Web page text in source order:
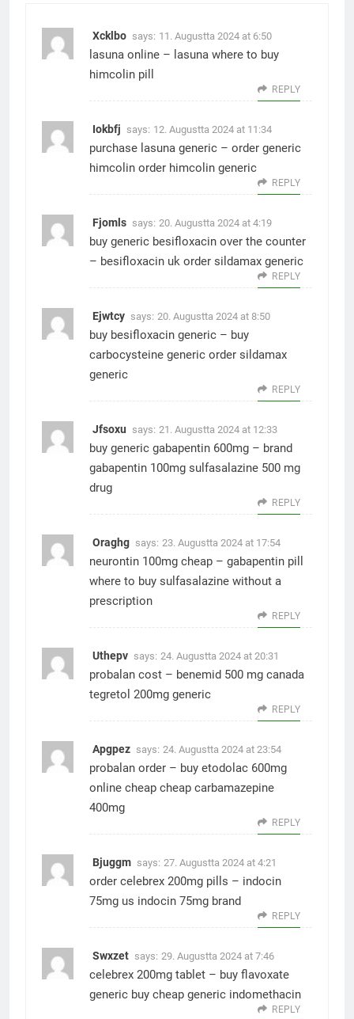
Xcklbo says: 11. Augustta 2024 at 6:50
lasuna online – lasuna where to buy
himcolin pill
REPLY
Iokbfj says: 12. Augustta 2024 at 11:34
purchase lasuna generic – order generic
himcolin order himcolin generic
REPLY
Fjomls says: 20. Augustta 2024 at 4:19
buy generic besifloxacin over the counter
– besifloxacin uk order sildamax generic
REPLY
Ejwtcy says: 20. Augustta 2024 at 8:50
buy besifloxacin generic – buy
carbocysteine generic order sildamax
generic
REPLY
Jfsoxu says: 21. Augustta 2024 at 12:33
buy generic gabapentin 600mg – brand
gabapentin 100mg sulfasalazine 500 mg
drug
REPLY
Oraghg says: 23. Augustta 2024 at 17:54
neurontin 100mg cheap – gabapentin pill
where to buy sulfasalazine without a
prescription
REPLY
Uthepv says: 24. Augustta 2024 at 20:31
probalan cost – benemid 500 mg canada
tegretol 200mg generic
REPLY
Apgpez says: 24. Augustta 2024 at 23:54
probalan order – buy etodolac 600mg
online cheap cheap carbamazepine
400mg
REPLY
Bjuggm says: 27. Augustta 2024 at 4:21
order celebrex 200mg pills – indocin
75mg us indocin 75mg brand
REPLY
Swxzet says: 29. Augustta 2024 at 7:46
celebrex 200mg tablet – buy flavoxate
generic buy cheap generic indomethacin
REPLY